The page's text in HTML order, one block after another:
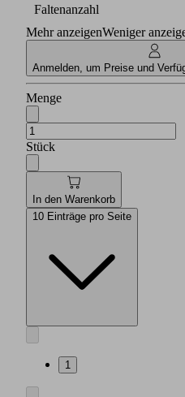
Faltenanzahl
Mehr anzeigenWeniger
Anmelden, um Preise und
Menge
Stück
In den Warenkorb
10 Einträge pro Seite
1